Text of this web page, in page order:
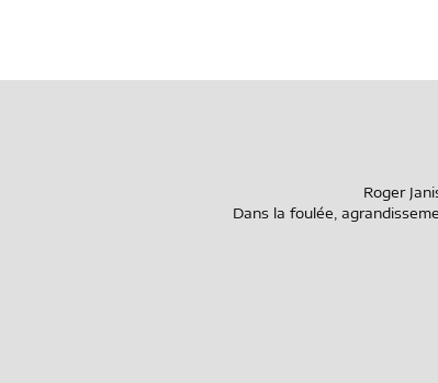
Roger
Dans la foulée,